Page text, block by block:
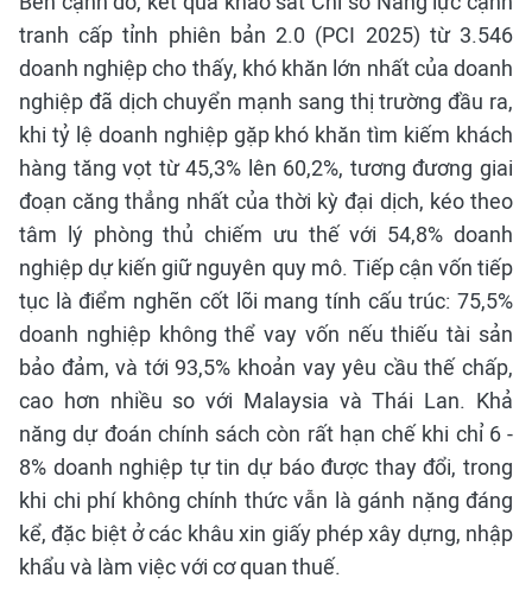
tranh cấp tỉnh phiên bản 2.0 (PCI 2025) từ 3.546
doanh nghiệp cho thấy, khó khăn lớn nhất của doanh
nghiệp đã dịch chuyển mạnh sang thị trường đầu ra,
khi tỷ lệ doanh nghiệp gặp khó khăn tìm kiếm khách
hàng tăng vọt từ 45,3% lên 60,2%, tương đương giai
đoạn căng thẳng nhất của thời kỳ đại dịch, kéo theo
tâm lý phòng thủ chiếm ưu thế với 54,8% doanh
nghiệp dự kiến giữ nguyên quy mô. Tiếp cận vốn tiếp
tục là điểm nghẽn cốt lõi mang tính cấu trúc: 75,5%
doanh nghiệp không thể vay vốn nếu thiếu tài sản
bảo đảm, và tới 93,5% khoản vay yêu cầu thế chấp,
cao hơn nhiều so với Malaysia và Thái Lan. Khả
năng dự đoán chính sách còn rất hạn chế khi chỉ 6 -
8% doanh nghiệp tự tin dự báo được thay đổi, trong
khi chi phí không chính thức vẫn là gánh nặng đáng
kể, đặc biệt ở các khâu xin giấy phép xây dựng, nhập
khẩu và làm việc với cơ quan thuế.